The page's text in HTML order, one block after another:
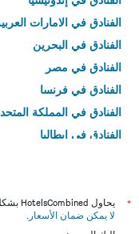
الفنادق في الامارات
الفنادق في البحرين
الفنادق في مصر
الفنادق في فرنسا
الفنادق في المملكة
الفنادق في إيطاليا
*
يحاول HotelsCombined بشكل دائم الحصول على الأسعار الدقيقة، ولكن
لا يمكن ضمان الأسعار .